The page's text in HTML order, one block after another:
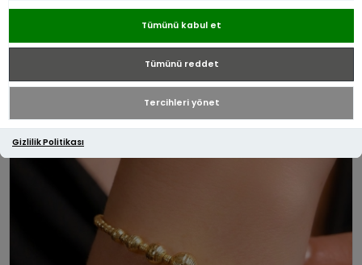
Tümünü kabul et
Tümünü reddet
Tercihleri yönet
Gizlilik Politikası